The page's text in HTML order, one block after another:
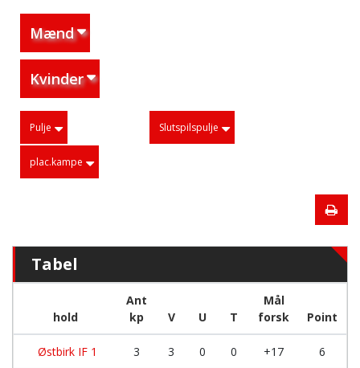
Mænd
Kvinder
Pulje Slutspilspulje
plac.kampe
Tabel
hold
Ant
kp
V U T
Mål
forsk
Point
Østbirk IF 1 3 3 0 0 +17 6